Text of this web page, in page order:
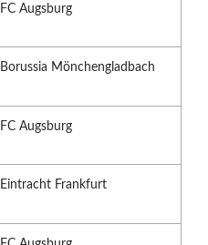
FC Augsburg
Borussia Mönchengladbach
FC Augsburg
Eintracht Frankfurt